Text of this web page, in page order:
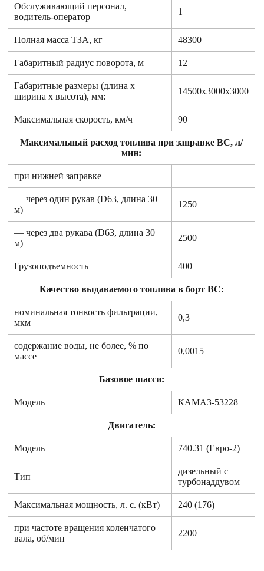
Обслуживающий персонал,
водитель-оператор
1
Полная масса ТЗА, кг 48300
Габаритный радиус поворота, м 12
Габаритные размеры (длина х
ширина х высота), мм:
14500х3000х3000
Максимальная скорость, км/ч 90
Максимальный расход топлива при заправке ВС, л/
мин:
при нижней заправке
— через один рукав (D63, длина 30
м)
1250
— через два рукава (D63, длина 30
м)
2500
Грузоподъемность 400
Качество выдаваемого топлива в борт ВС:
номинальная тонкость фильтрации,
мкм
0,3
содержание воды, не более, % по
массе
0,0015
Базовое шасси:
Модель КАМАЗ-53228
Двигатель:
Модель 740.31 (Евро-2)
Тип
дизельный с
турбонаддувом
Максимальная мощность, л. с. (кВт) 240 (176)
при частоте вращения коленчатого
вала, об/мин
2200